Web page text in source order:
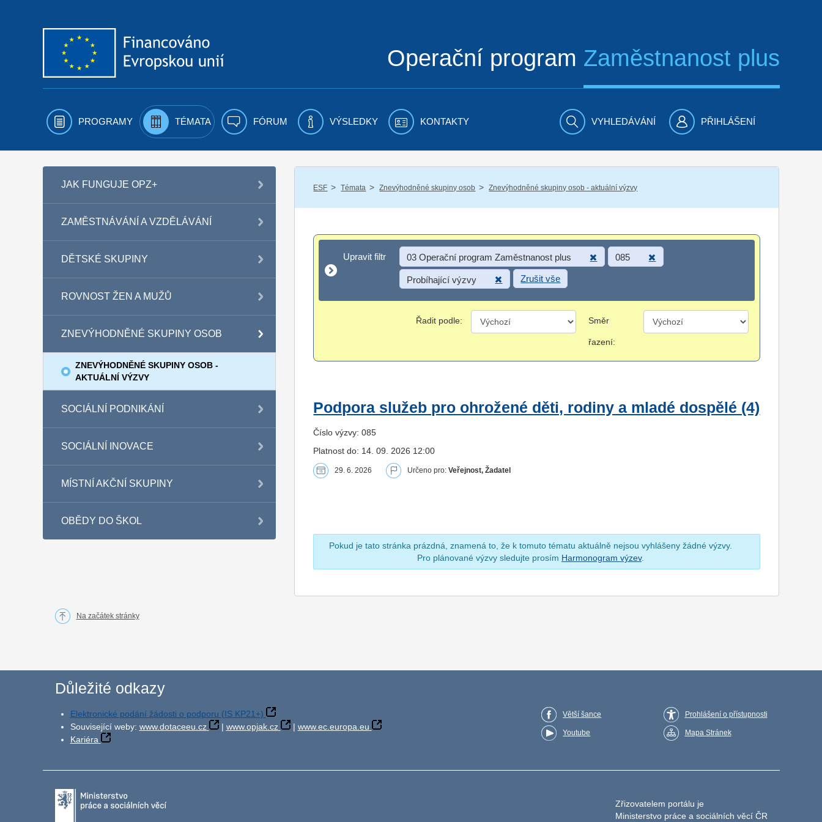
Operační program Zaměstnanost plus
PROGRAMY TÉMATA FÓRUM VÝSLEDKY KONTAKTY VYHLEDÁVÁNÍ PŘIHLÁŠENÍ
JAK FUNGUJE OPZ+
ZAMĚSTNÁVÁNÍ A VZDĚLÁVÁNÍ
DĚTSKÉ SKUPINY
ROVNOST ŽEN A MUŽŮ
ZNEVÝHODNĚNÉ SKUPINY OSOB
ZNEVÝHODNĚNÉ SKUPINY OSOB -
AKTUÁLNÍ VÝZVY
SOCIÁLNÍ PODNIKÁNÍ
SOCIÁLNÍ INOVACE
MÍSTNÍ AKČNÍ SKUPINY
OBĚDY DO ŠKOL
ESF / Témata / Znevýhodněné skupiny osob / Znevýhodněné skupiny osob - aktuální výzvy
Upravit filtr
Upravit filtr 03 Operační program Zaměstnanost plus 085
Probíhající výzvy Zrušit vše
Řadit podle: Směr
řazení:
Podpora služeb pro ohrožené děti, rodiny a mladé dospělé (4)
Číslo výzvy: 085
Platnost do: 14. 09. 2026 12:00
29. 6. 2026 Určeno pro:Veřejnost, Žadatel
Pokud je tato stránka prázdná, znamená to, že k tomuto tématu aktuálně nejsou vyhlášeny žádné výzvy.
Pro plánované výzvy sledujte prosím Harmonogram výzev.
Na začátek stránky
Důležité odkazy
Elektronické podání žádosti o podporu (IS KP21+)
Související weby: www.dotaceeu.cz | www.opjak.cz | www.ec.europa.eu
Kariéra
Větší šance
Youtube
Prohlášení o přístupnosti
Mapa Stránek
Zřizovatelem portálu je
Ministerstvo práce a sociálních věcí ČR